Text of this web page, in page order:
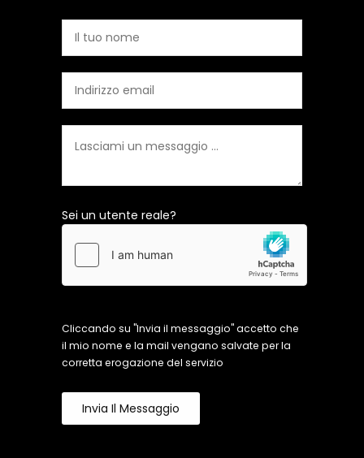
Sei un utente reale?
Cliccando su "Invia il messaggio" accetto che
il mio nome e la mail vengano salvate per la
corretta erogazione del servizio
Invia Il Messaggio